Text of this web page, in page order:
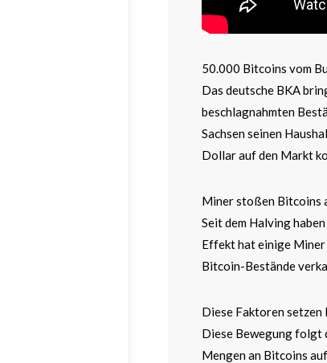
50.000 Bitcoins vom
Das deutsche BKA
beschlagnahmten
Sachsen seinen
Dollar auf den Markt
Miner stoßen Bitcoins
Seit dem Halving
Effekt hat einige
Bitcoin-Bestände
Diese Faktoren setzen
Diese Bewegung folgt
Mengen an Bitcoins